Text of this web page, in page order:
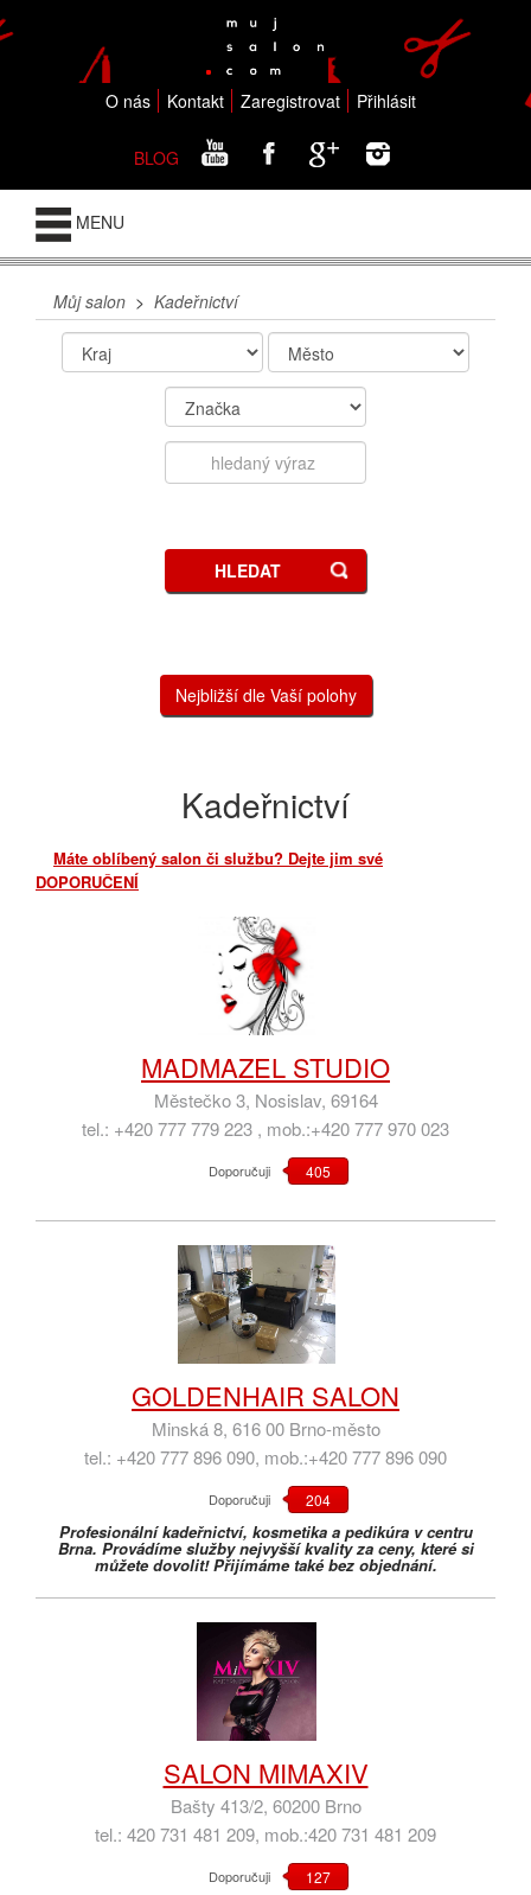
O nás Kontakt Zaregistrovat Přihlásit
BLOG
MENU
Můj salon > Kadeřnictví
HLEDAT
Nejbližší dle Vaší polohy
Kadeřnictví
Máte oblíbený salon či službu? Dejte jim své
DOPORUČENÍ
MADMAZEL STUDIO
Městečko 3, Nosislav, 69164
tel.: +420 777 779 223 , mob.:+420 777 970 023
Doporučuji 405
GOLDENHAIR SALON
Minská 8, 616 00 Brno-město
tel.: +420 777 896 090, mob.:+420 777 896 090
Doporučuji 204
Profesionální kadeřnictví, kosmetika a pedikúra v centru
Brna. Provádíme služby nejvyšší kvality za ceny, které si
můžete dovolit! Přijímáme také bez objednání.
SALON MIMAXIV
Bašty 413/2, 60200 Brno
tel.: 420 731 481 209, mob.:420 731 481 209
Doporučuji 127